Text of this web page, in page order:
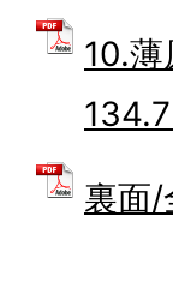
10.
裏面/